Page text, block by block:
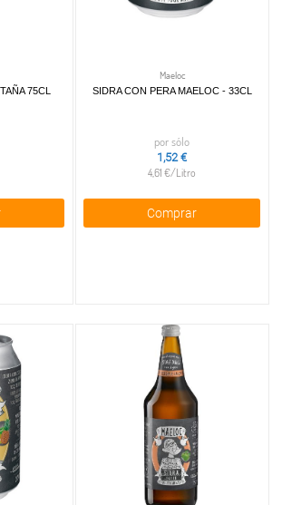
75CL
Maeloc
SIDRA CON PERA MAELOC - 33CL
por sólo
1,52 €
4,61 €/Litro
Comprar